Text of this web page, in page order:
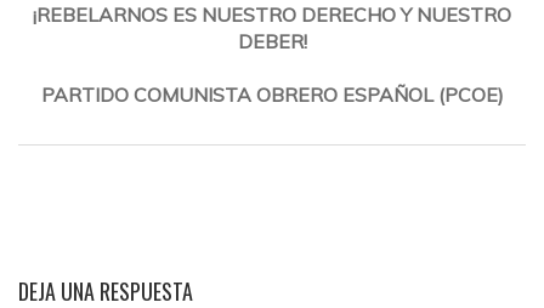
¡REBELARNOS ES NUESTRO DERECHO Y NUESTRO
DEBER!
PARTIDO COMUNISTA OBRERO ESPAÑOL (PCOE)
DEJA UNA RESPUESTA